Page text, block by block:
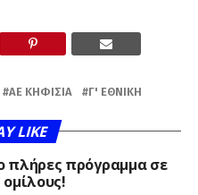
ΑΕ ΚΗΦΙΣΙΆ Γ' ΕΘΝΙΚΉ
LIKE
πλήρες πρόγραμμα σε